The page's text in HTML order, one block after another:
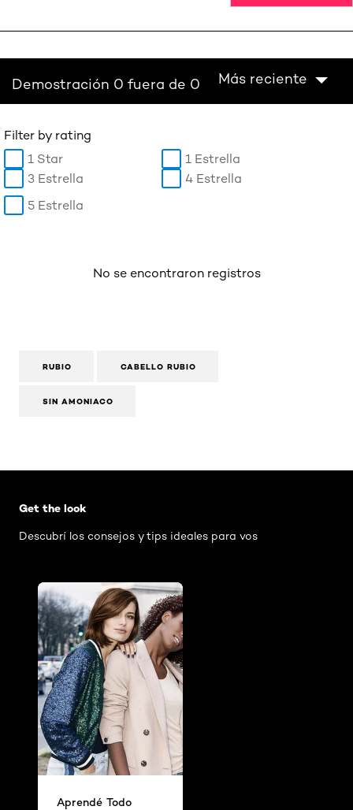
Demostración 0 fuera de 0 Más reciente
Filter by rating
1 Star
1 Estrella
3 Estrella
4 Estrella
5 Estrella
No se encontraron registros
RUBIO CABELLO RUBIO
SIN AMONIACO
Get the look
Descubrí los consejos y tips ideales para vos
Aprendé Todo